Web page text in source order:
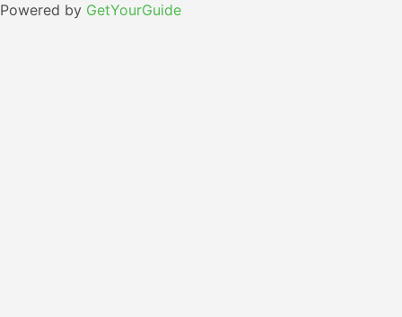
Powered by GetYourGuide